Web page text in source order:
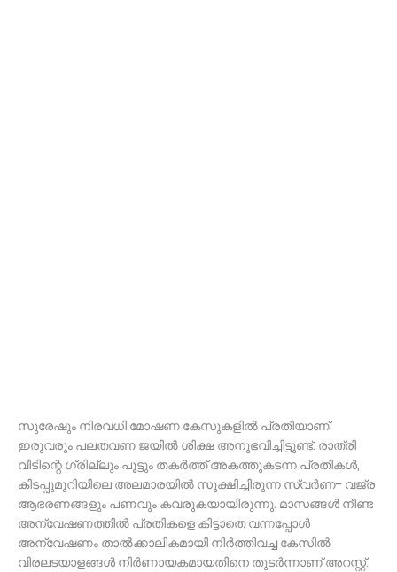
സുരേഷും നിരവധി മോഷണ കേസുകളില്‍ പ്രതിയാണ്.
ഇരുവരും പലതവണ ജയില്‍ ശിക്ഷ അനുഭവിച്ചിട്ടുണ്ട്. രാത്രി
വീടിന്റെ ഗ്രില്ലും പൂട്ടും തകര്‍ത്ത് അകത്തുകടന്ന പ്രതികള്‍,
കിടപ്പുമുറിയിലെ അലമാരയില്‍ സൂക്ഷിച്ചിരുന്ന സ്വര്‍ണ- വജ്ര
ആഭരണങ്ങളും പണവും കവരുകയായിരുന്നു. മാസങ്ങള്‍ നീണ്ട
അന്വേഷണത്തില്‍ പ്രതികളെ കിട്ടാതെ വന്നപ്പോള്‍
അന്വേഷണം താല്‍ക്കാലികമായി നിര്‍ത്തിവച്ച കേസില്‍
വിരലടയാളങ്ങള്‍ നിര്‍ണായകമായതിനെ തുടര്‍ന്നാണ് അറസ്റ്റ്.